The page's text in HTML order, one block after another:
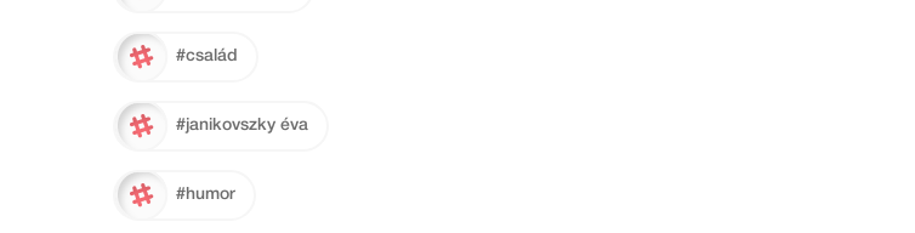
#család
#janikovszky éva
#humor